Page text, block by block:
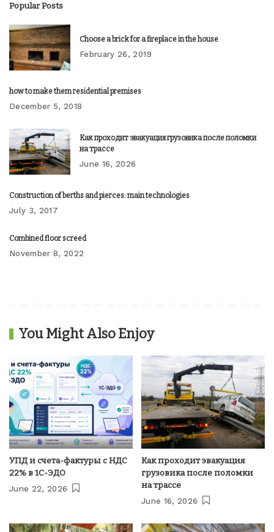
Popular Posts
Choose a brick for a fireplace in the house
February 26, 2019
how to make them residential premises
December 5, 2018
Как проходит эвакуация грузовика после поломки
на трассе
June 16, 2026
Construction of berths and pierces: main technologies
July 3, 2017
Combined floor screed
November 8, 2022
You Might Also Enjoy
УПД и счета-фактуры с НДС
22% в 1С-ЭДО
June 22, 2026
Как проходит эвакуация
грузовика после поломки
на трассе
June 16, 2026